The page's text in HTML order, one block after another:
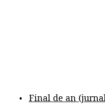
Final de an